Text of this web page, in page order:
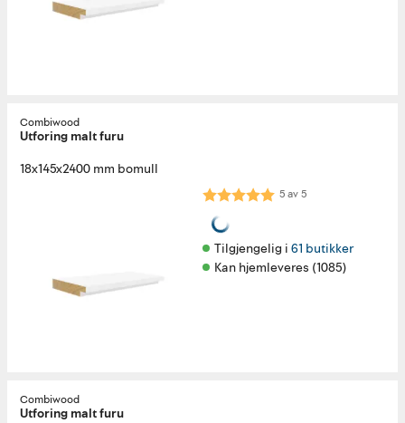
Combiwood
Utforing malt furu
18x145x2400 mm bomull
Karakter: 5.0 av 5 mulige
5av5
Tilgjengelig i 61 butikker
Kan hjemleveres (1085)
Combiwood
Utforing malt furu